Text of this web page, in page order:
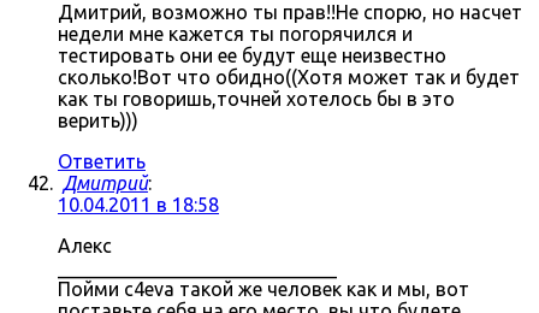
Дмитрий, возможно ты прав!!Не спорю, но насчет
недели мне кажется ты погорячился и
тестировать они ее будут еще неизвестно
сколько!Вот что обидно((Хотя может так и будет
как ты говоришь,точней хотелось бы в это
верить)))
Ответить
Дмитрий:
10.04.2011 в 18:58
Алекс
Пойми c4eva такой же человек как и мы, вот